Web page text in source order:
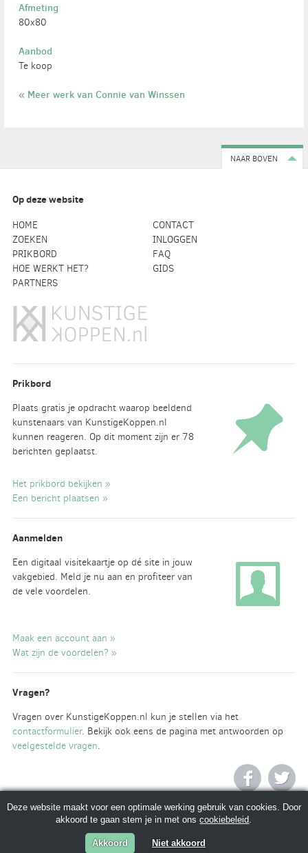
Afmeting
80x80
Aanbod
Te koop
« Meer werk van Connie van Winssen
NAAR BOVEN
Op deze website
HOME
CONTACT
ZOEKEN
INLOGGEN
PRIKBORD
FAQ
HOE WERKT HET?
GIDS
PARTNERS
Prikbord
Plaats gratis je opdracht waarop beeldend
kunstenaars van KunstigeKoppen.nl
kunnen reageren. Op dit moment zijn er 78
berichten geplaatst.
Het prikbord bekijken »
Een bericht plaatsen »
Aanmelden
Een digitaal visitekaartje op dé site in jouw
vakgebied. Meld je nu aan en profiteer van
de vele voordelen.
Maak een account aan »
Wat zijn de voordelen? »
Vragen?
Vragen over KunstigeKoppen.nl kun je stellen via het
contactformulier. Bekijk ook eens de pagina met antwoorden op
veelgestelde vragen.
© 2026 KunstigeKoppen.nl | Algemene voorwaarden
Deze website maakt voor een optimale werking gebruik van cookies. Door
akkoord te gaan stem je in met onscookiebeleid.
Akkoord Niet akkoord